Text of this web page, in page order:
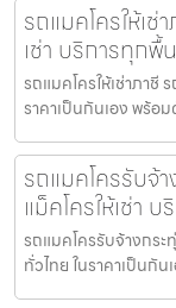
รถแมคโครให้เช่
เช่า บริการทุกพื้
รถแมคโครให้เช่าภาชี
ราคาเป็นกันเอง พร้อ
รถแมคโครรับจ้
แม็คโครให้เช่า
รถแมคโครรับจ้างกระ
ทั่วไทย ในราคาเป็นกั